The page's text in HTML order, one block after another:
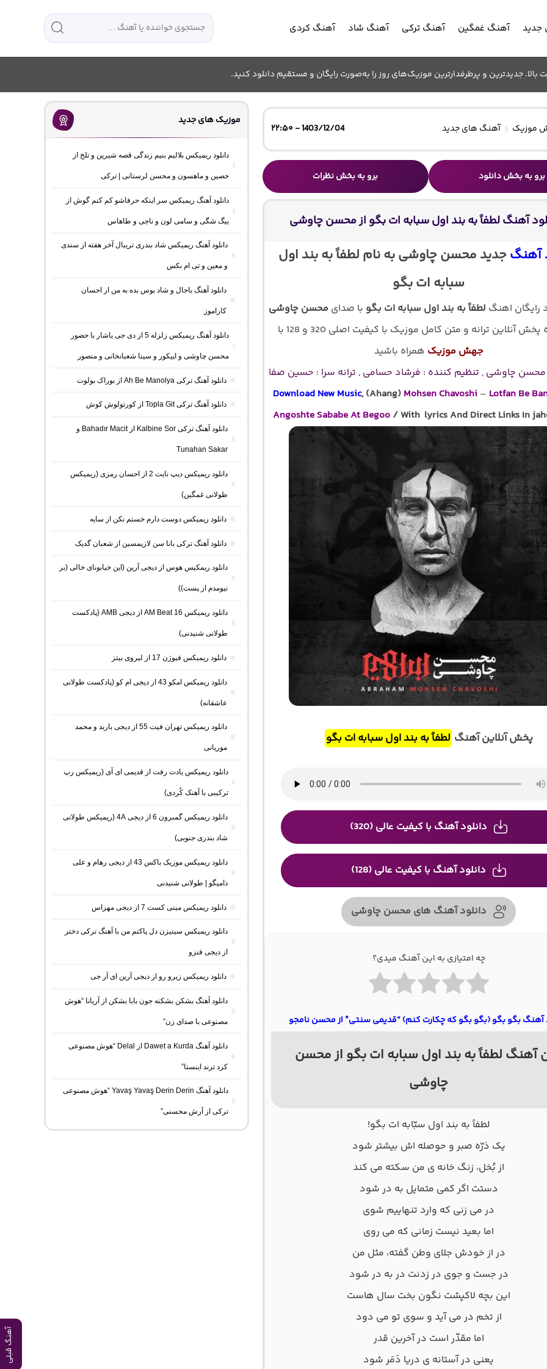
آهنگ قبلی
جدید آهنگ غمگین آهنگ ترکی آهنگ شاد آهنگ کردی
جدیدترین و پرطرفدارترین موزیک‌های روز را به‌صورت رایگان و مستقیم دانلود کنید.
موزیک آهنگ های جدید 1403/12/04 - ۲۲:۵۰
برو به بخش دانلود برو به بخش نظرات
آهنگ لطفاً به بند اول سبابه ات بگو از محسن چاوشی
آهنگجدید محسن چاوشی به نام لطفاً به بند اول
سبابه ات بگو
رایگان اهنگ لطفاً به بند اول سبابه ات بگو با صدای محسن چاوشی
آنلاین ترانه و متن کامل موزیک با کیفیت اصلی 320 و 128 با
جهش موزیک همراه باشید
چاوشی , تنظیم کننده : فرشاد حسامی , ترانه سرا : حسین صفا
Download New Music, (Ahang) Mohsen Chavoshi – Lotfan Be
Angoshte Sababe At Begoo/ With lyrics And Direct Links In
پخش آنلاین آهنگ لطفاً به بند اول سبابه ات بگو
دانلود آهنگ با کیفیت عالی (320)
دانلود آهنگ با کیفیت عالی (128)
دانلود آهنگ های محسن چاوشی
چه امتیازی به این آهنگ میدی؟
آهنگ بگو بگو (بگو بگو که چکارت کنم) “قدیمی سنتی” از محسن نامجو
آهنگ لطفاً به بند اول سبابه ات بگو از محسن
چاوشی
لطفاً به بند اول سبّابه ات بگو!
یک ذرّه صبر و حوصله اش بیشتر شود
از بُخل، زنگ خانه ی من سکته می کند
دستت اگر کمی متمایل به در شود
در می زنی که وارد تنهاییم شوی
اما بعید نیست زمانی که می روی
در از خودش جلای وطن گفته، مثل من
در جست و جوی در زدنت در به در شود
این بچه لاکپشت نگون بخت سال هاست
از تخم در می آید و سوی تو می دود
اما مقدّر است در آخرین قدر
یعنی در آستانه ی دریا دَمَر شود
موزیک های جدید
دانلود ریمیکس بلالیم بنیم زندگی قصه شیرین و تلخ از
حصین و ماهسون و محسن لرستانی | ترکی
دانلود آهنگ ریمیکس سر اینکه حرفاشو کم کنم گوش از
بیگ شگی و سامی لون و ناجی و طاهاس
دانلود آهنگ ریمیکس شاد بندری تریبال آخر هفته از سندی
و معین و تی ام بکس
دانلود آهنگ باحال و شاد بوس بده به من از احسان
کاراموز
دانلود آهنگ ریمیکس زلزله 5 از دی جی یاشار با حضور
محسن چاوشی و اپیکور و سینا شعبانخانی و منصور
دانلود آهنگ ترکی Ah Be Manolya از بوراک بولوت
دانلود آهنگ ترکی Topla Git از کورتولوش کوش
دانلود آهنگ ترکی Kalbine Sor از Bahadır Macit و
Tunahan Sakar
دانلود ریمیکس دیپ نایت 2 از احسان رمزی (ریمیکس
طولانی غمگین)
دانلود ریمیکس دوست دارم خستم نکن از سایه
دانلود آهنگ ترکی بانا سن لازیمسین از شعبان گدیک
دانلود ریمکیس هوس از دیجی آرین (این خیابونای خالی (بر
نیومدم از پست))
دانلود ریمیکس AM Beat 16 از دیجی AMB (پادکست
طولانی شنیدنی)
دانلود ریمیکس فیوژن 17 از لیروی بیتز
دانلود ریمیکس امکو 43 از دیجی ام کو (پادکست طولانی
عاشقانه)
دانلود ریمیکس تهران فیت 55 از دیجی باربد و محمد
موریانی
دانلود ریمیکس یادت رفت از قدیمی ای آی (ریمیکس رپ
ترکیبی با آهنک کُردی)
دانلود ریمیکس گمبرون 6 از دیجی 4A (ریمیکس طولانی
شاد بندری جنوبی)
دانلود ریمیکس موزیک باکس 43 از دیجی رهام و علی
دامیگو | طولانی شنیدنی
دانلود ریمیکس مینی کست 7 از دیجی مهراس
دانلود ریمیکس سیتیزن دل پاکتم من با آهنگ ترکی دختر
از دیجی فنزو
دانلود ریمیکس زیرو رو از دیجی آرین ای آر جی
دانلود آهنگ بشکن بشکنه جون بابا بشکن از آریانا “هوش
مصنوعی با صدای زن”
دانلود آهنگ Dawet a Kurda از Delal “هوش مصنوعی
کرد ترند اینستا”
دانلود آهنگ Yavaş Yavaş Derin Derin “هوش مصنوعی
ترکی از آرش محسنی”